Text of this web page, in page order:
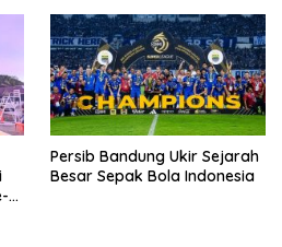
Persib Bandung Ukir Sejarah
Besar Sepak Bola Indonesia